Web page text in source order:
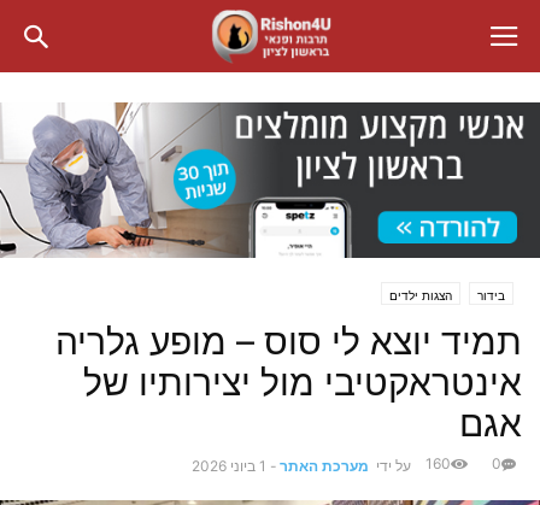
בידור הצגות ילדים
תמיד יוצא לי סוס – מופע גלריה
אינטראקטיבי מול יצירותיו של
אגם
על ידי מערכת האתר - 1 ביוני 2026 0
160